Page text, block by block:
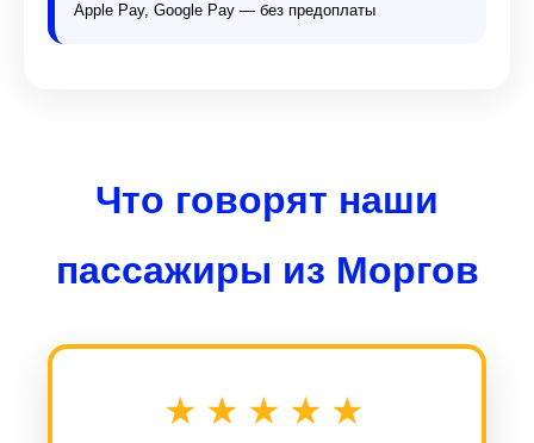
Apple Pay, Google Pay — без предоплаты
Что говорят наши
пассажиры из Моргов
★★★★★